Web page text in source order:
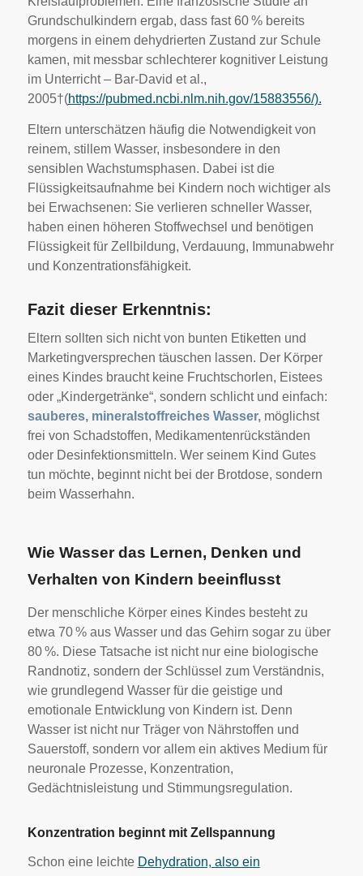
Grundschulkindern ergab, dass fast 60 % bereits
morgens in einem dehydrierten Zustand zur Schule
kamen, mit messbar schlechterer kognitiver Leistung
im Unterricht – Bar-David et al.,
2005†(https://pubmed.ncbi.nlm.nih.gov/15883556/).
Eltern unterschätzen häufig die Notwendigkeit von
reinem, stillem Wasser, insbesondere in den
sensiblen Wachstumsphasen. Dabei ist die
Flüssigkeitsaufnahme bei Kindern noch wichtiger als
bei Erwachsenen: Sie verlieren schneller Wasser,
haben einen höheren Stoffwechsel und benötigen
Flüssigkeit für Zellbildung, Verdauung, Immunabwehr
und Konzentrationsfähigkeit.
Fazit dieser Erkenntnis:
Eltern sollten sich nicht von bunten Etiketten und
Marketingversprechen täuschen lassen. Der Körper
eines Kindes braucht keine Fruchtschorlen, Eistees
oder „Kindergetränke“, sondern schlicht und einfach:
sauberes, mineralstoffreiches Wasser, möglichst
frei von Schadstoffen, Medikamentenrückständen
oder Desinfektionsmitteln. Wer seinem Kind Gutes
tun möchte, beginnt nicht bei der Brotdose, sondern
beim Wasserhahn.
Wie Wasser das Lernen, Denken und
Verhalten von Kindern beeinflusst
Der menschliche Körper eines Kindes besteht zu
etwa 70 % aus Wasser und das Gehirn sogar zu über
80 %. Diese Tatsache ist nicht nur eine biologische
Randnotiz, sondern der Schlüssel zum Verständnis,
wie grundlegend Wasser für die geistige und
emotionale Entwicklung von Kindern ist. Denn
Wasser ist nicht nur Träger von Nährstoffen und
Sauerstoff, sondern vor allem ein aktives Medium für
neuronale Prozesse, Konzentration,
Gedächtnisleistung und Stimmungsregulation.
Konzentration beginnt mit Zellspannung
Schon eine leichte Dehydration, also ein